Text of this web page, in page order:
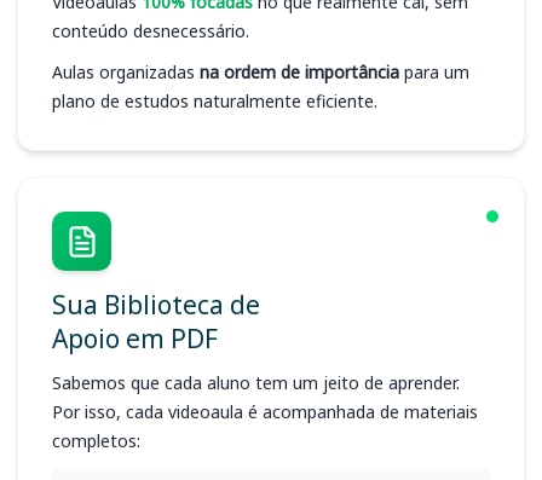
conteúdo desnecessário.
Aulas organizadas na ordem de importância para um
plano de estudos naturalmente eficiente.
Sua Biblioteca de
Apoio em PDF
Sabemos que cada aluno tem um jeito de aprender.
Por isso, cada videoaula é acompanhada de materiais
completos: